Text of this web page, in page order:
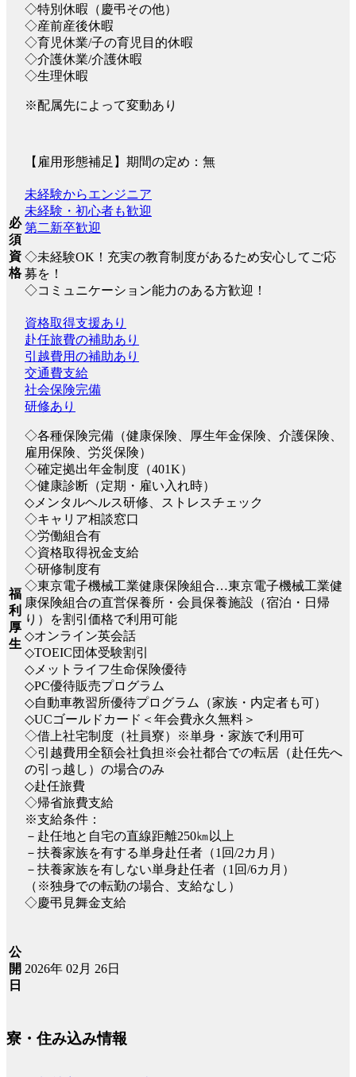
◇特別休暇（慶弔その他）
◇産前産後休暇
◇育児休業/子の育児目的休暇
◇介護休業/介護休暇
◇生理休暇
※配属先によって変動あり
【雇用形態補足】期間の定め：無
必
須
資
格
未経験からエンジニア
未経験・初心者も歓迎
第二新卒歓迎
◇未経験OK！充実の教育制度があるため安心してご応
募を！
◇コミュニケーション能力のある方歓迎！
福
利
厚
生
資格取得支援あり
赴任旅費の補助あり
引越費用の補助あり
交通費支給
社会保険完備
研修あり
◇各種保険完備（健康保険、厚生年金保険、介護保険、
雇用保険、労災保険）
◇確定拠出年金制度（401K）
◇健康診断（定期・雇い入れ時）
◇メンタルヘルス研修、ストレスチェック
◇キャリア相談窓口
◇労働組合有
◇資格取得祝金支給
◇研修制度有
◇東京電子機械工業健康保険組合…東京電子機械工業健
康保険組合の直営保養所・会員保養施設（宿泊・日帰
り）を割引価格で利用可能
◇オンライン英会話
◇TOEIC団体受験割引
◇メットライフ生命保険優待
◇PC優待販売プログラム
◇自動車教習所優待プログラム（家族・内定者も可）
◇UCゴールドカード＜年会費永久無料＞
◇借上社宅制度（社員寮）※単身・家族で利用可
◇引越費用全額会社負担※会社都合での転居（赴任先へ
の引っ越し）の場合のみ
◇赴任旅費
◇帰省旅費支給
※支給条件：
－赴任地と自宅の直線距離250㎞以上
－扶養家族を有する単身赴任者（1回/2カ月）
－扶養家族を有しない単身赴任者（1回/6カ月）
（※独身での転勤の場合、支給なし）
◇慶弔見舞金支給
公
開
日
2026年 02月 26日
寮・住み込み情報